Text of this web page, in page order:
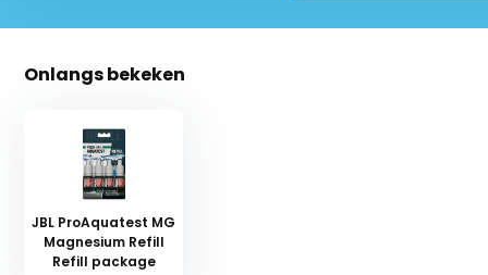
Onlangs bekeken
JBL ProAquatest MG
Magnesium Refill
Refill package